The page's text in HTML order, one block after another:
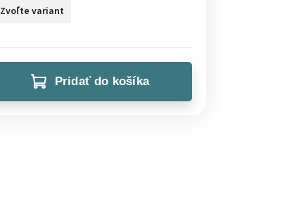
Zvoľte variant
Pridať do košíka